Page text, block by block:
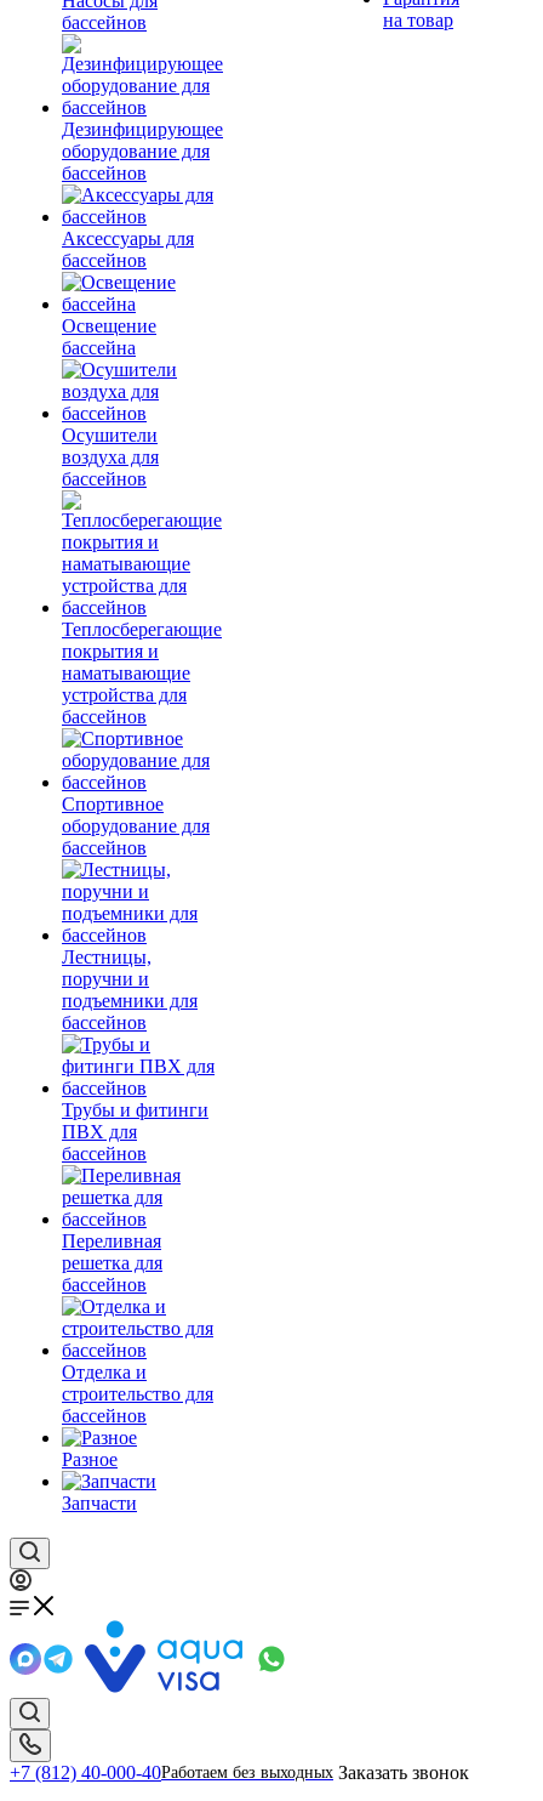
бассейнов
Дезинфицирующее
оборудование для
бассейнов
Аксессуары для
бассейнов
Освещение
бассейна
Осушители
воздуха для
бассейнов
Теплосберегающие
покрытия и
наматывающие
устройства для
бассейнов
Спортивное
оборудование для
бассейнов
Лестницы,
поручни и
подъемники для
бассейнов
Трубы и фитинги
ПВХ для
бассейнов
Переливная
решетка для
бассейнов
Отделка и
строительство для
бассейнов
Разное
Запчасти
на товар
+7 (812) 40-000-40Работаем без выходных Заказать звонок